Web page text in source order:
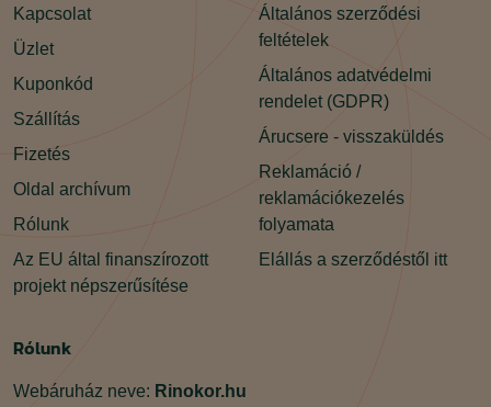
Kapcsolat
Üzlet
Kuponkód
Szállítás
Fizetés
Oldal archívum
Rólunk
Az EU által finanszírozott
projekt népszerűsítése
Általános szerződési
feltételek
Általános adatvédelmi
rendelet (GDPR)
Árucsere - visszaküldés
Reklamáció /
reklamációkezelés
folyamata
Elállás a szerződéstől itt
Rólunk
Webáruház neve: Rinokor.hu